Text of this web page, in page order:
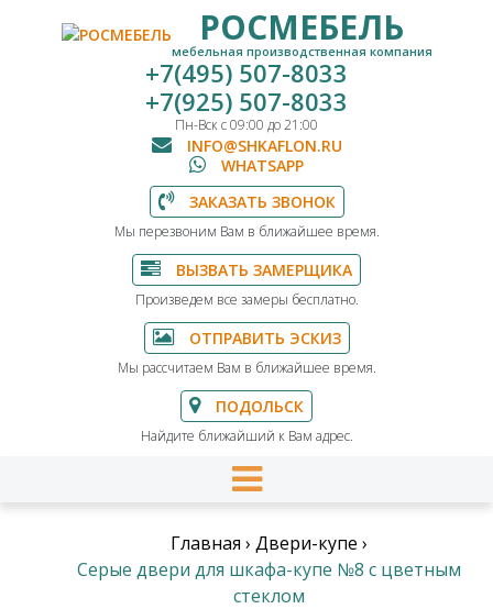
РОСМЕБЕЛЬ
мебельная производственная компания
+7(495) 507-8033
+7(925) 507-8033
Пн-Вск с 09:00 до 21:00
INFO@SHKAFLON.RU
WHATSAPP
ЗАКАЗАТЬ ЗВОНОК
Мы перезвоним Вам в ближайшее время.
ВЫЗВАТЬ ЗАМЕРЩИКА
Произведем все замеры бесплатно.
ОТПРАВИТЬ ЭСКИЗ
Мы рассчитаем Вам в ближайшее время.
ПОДОЛЬСК
Найдите ближайший к Вам адрес.
Главная › Двери-купе ›
Серые двери для шкафа-купе №8 с цветным
стеклом